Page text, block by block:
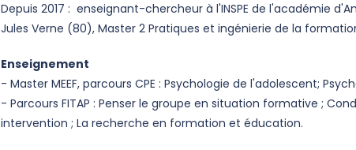
Depuis 2017 : enseignant-chercheur à l'INSPE de l'académie
Jules Verne (80), Master 2 Pratiques et ingénierie de la
Enseignement
- Master MEEF, parcours CPE : Psychologie de l'adolescent;
- Parcours FITAP : Penser le groupe en situation formative ;
intervention ; La recherche en formation et éducation.